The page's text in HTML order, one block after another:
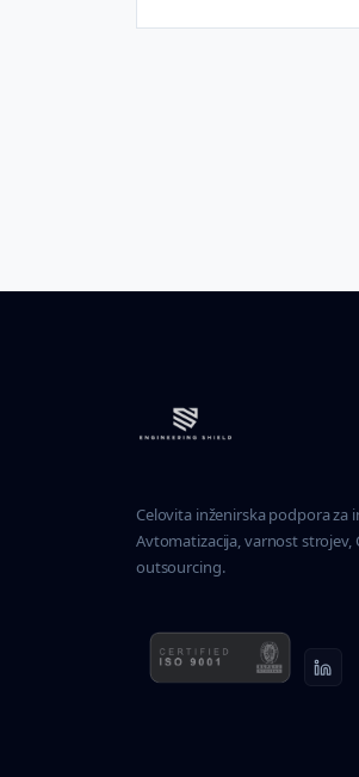
Celovita inženirska podpora za
Avtomatizacija, varnost strojev,
outsourcing.